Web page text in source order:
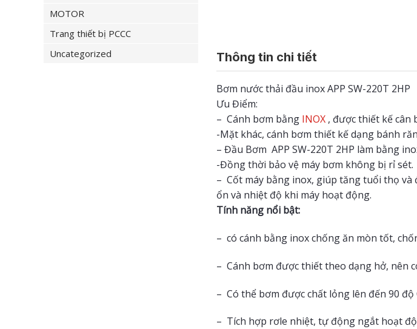
MOTOR
Trang thiết bị PCCC
Uncategorized
Thông tin chi tiết
Bơm nước thải đầu inox APP SW-220T 2HP
Ưu Điểm:
– Cánh bơm bằng INOX , được thiết kế cân
-Mặt khác, cánh bơm thiết kế dạng bánh
– Đầu Bơm APP SW-220T 2HP làm bằng
-Đồng thời bảo vệ máy bơm không bị rỉ sét.
– Cốt máy bằng inox, giúp tăng tuổi thọ và
ổn và nhiệt độ khi máy hoạt động.
Tính năng nổi bật:
– có cánh bằng inox chống ăn mòn tốt,
– Cánh bơm được thiết theo dạng hở, nên
– Có thể bơm được chất lỏng lên đến 90 độ
– Tích hợp rơle nhiệt, tự động ngắt hoạt